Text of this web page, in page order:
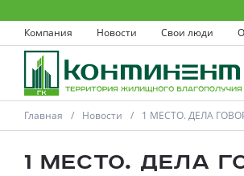
Компания Новости Свои люди
Главная Новости 1 МЕСТО. ДЕЛА
1 МЕСТО. ДЕЛА